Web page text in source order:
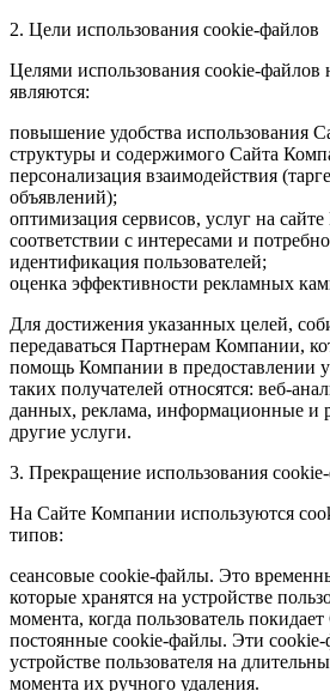
2. Цели использования cookie-файлов
Целями использования cookie-
являются:
повышение удобства использования
структуры и содержимого Сайта
персонализация взаимодействия
объявлений);
оптимизация сервисов, услуг на
соответствии с интересами и
идентификация пользователей;
оценка эффективности рекламных
Для достижения указанных целей,
передаваться Партнерам Компании,
помощь Компании в предоставлении
таких получателей относятся: веб-
данных, реклама, информационные и
другие услуги.
3. Прекращение использования
На Сайте Компании используются
типов:
сеансовые cookie-файлы. Это
которые хранятся на устройстве
момента, когда пользователь
постоянные cookie-файлы. Эти cookie-
устройстве пользователя на
момента их ручного удаления.